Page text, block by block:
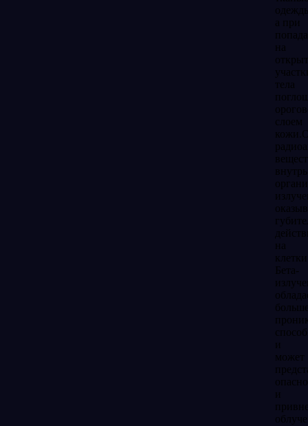
а при
на
тела
слоем
внутрь
на
Бета-
и
может
и